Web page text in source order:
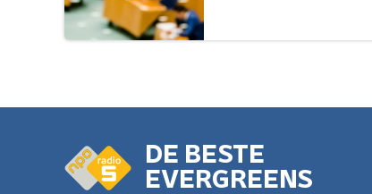
DE BESTE
EVERGREENS